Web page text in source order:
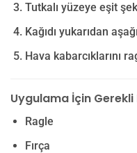
Tutkalı yüzeye eşit
Kağıdı yukarıdan
Hava kabarcıklarını
Uygulama İçin
Ragle
Fırça